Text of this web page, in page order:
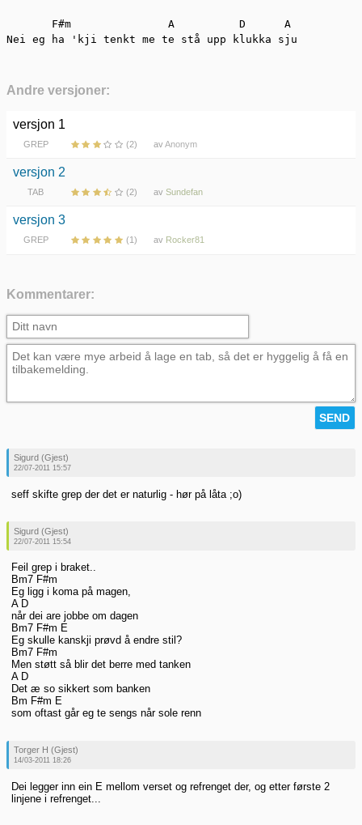
       F#m               A          D      A
Nei eg ha 'kji tenkt me te stå upp klukka sju
Andre versjoner:
versjon 1
GREP (2) avAnonym
versjon 2
TAB (2) av Sundefan
versjon 3
GREP (1) av Rocker81
Kommentarer:
Sigurd (Gjest)
22/07-2011 15:57
seff skifte grep der det er naturlig - hør på låta ;o)
Sigurd (Gjest)
22/07-2011 15:54
Feil grep i braket..
Bm7 F#m
Eg ligg i koma på magen,
A D
når dei are jobbe om dagen
Bm7 F#m E
Eg skulle kanskji prøvd å endre stil?
Bm7 F#m
Men støtt så blir det berre med tanken
A D
Det æ so sikkert som banken
Bm F#m E
som oftast går eg te sengs når sole renn
Torger H (Gjest)
14/03-2011 18:26
Dei legger inn ein E mellom verset og refrenget der, og etter første 2
linjene i refrenget...